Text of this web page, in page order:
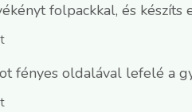
folpackkal, és
fényes oldalával lefelé a